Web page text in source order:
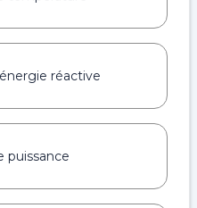
réactive
puissance